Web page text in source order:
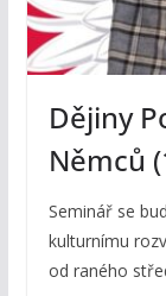
Dějiny
Němců
Seminář se
kulturnímu
od raného